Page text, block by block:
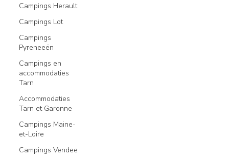
Campings Herault
Campings Lot
Campings
Pyreneeën
Campings en
accommodaties
Tarn
Accommodaties
Tarn et Garonne
Campings Maine-
et-Loire
Campings Vendee